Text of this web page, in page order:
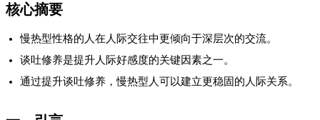
核心摘要
慢热型性格的人在人际交往中更倾向于深层次的交流。
谈吐修养是提升人际好感度的关键因素之一。
通过提升谈吐修养，慢热型人可以建立更稳固的人际关系。